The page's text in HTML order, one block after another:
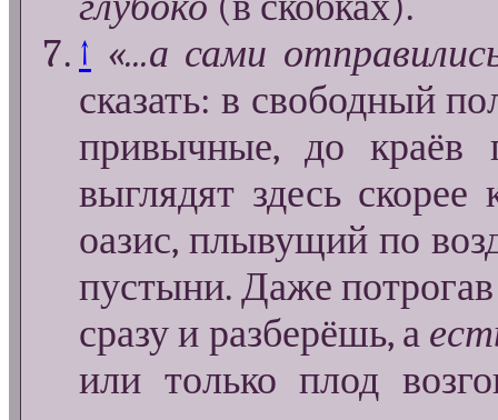
↑ «...а сами
сказать: в свободный
привычные, до краёв
выглядят здесь
оазис, плывущий по
пустыни. Даже
сразу и разберёшь, а
или только плод